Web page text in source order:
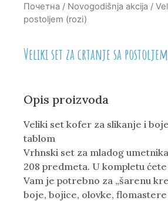
Почетна / Novogodišnja akcija /
postoljem (rozi)
Veliki set za crtanje sa
Opis proizvoda
Veliki set kofer za slikanje i
tablom
Vrhnski set za mladog
208 predmeta. U kompletu
Vam je potrebno za „šarenu
boje, bojice, olovke,